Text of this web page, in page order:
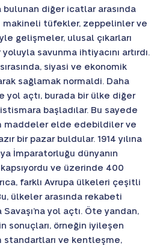
bulunan diğer icatlar arasında
makineli tüfekler, zeppelinler ve
gelişmeler, ulusal çıkarları
savunma ihtiyacını artırdı.
siyasi ve ekonomik
sağlamak normaldi. Daha
yol açtı, burada bir ülke diğer
başladılar. Bu sayede
maddeler elde edebildiler ve
bir pazar buldular. 1914 yılına
İmparatorluğu dünyanın
kapsıyordu ve üzerinde 400
farklı Avrupa ülkeleri çeşitli
ülkeler arasında rekabeti
yol açtı. Öte yandan,
sonuçları, örneğin iyileşen
standartları ve kentleşme,